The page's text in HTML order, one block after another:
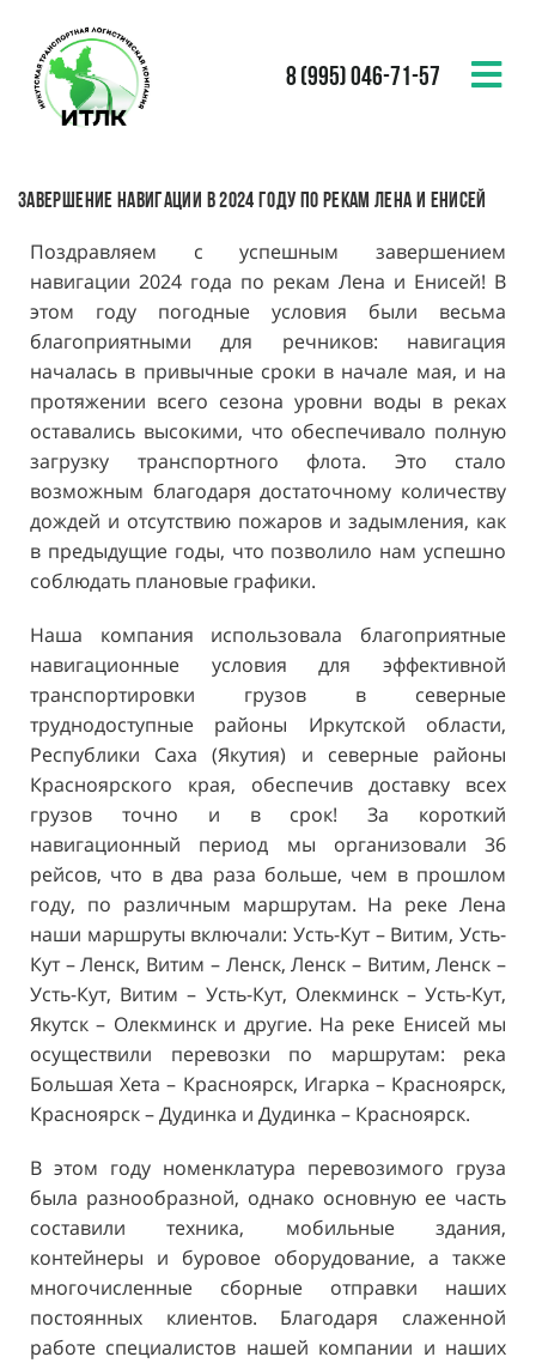
8 (995) 046-71-57
Завершение навигации в 2024 году по рекам Лена и Енисей
Поздравляем с успешным завершением
навигации 2024 года по рекам Лена и Енисей! В
этом году погодные условия были весьма
благоприятными для речников: навигация
началась в привычные сроки в начале мая, и на
протяжении всего сезона уровни воды в реках
оставались высокими, что обеспечивало полную
загрузку транспортного флота. Это стало
возможным благодаря достаточному количеству
дождей и отсутствию пожаров и задымления, как
в предыдущие годы, что позволило нам успешно
соблюдать плановые графики.
Наша компания использовала благоприятные
навигационные условия для эффективной
транспортировки грузов в северные
труднодоступные районы Иркутской области,
Республики Саха (Якутия) и северные районы
Красноярского края, обеспечив доставку всех
грузов точно и в срок! За короткий
навигационный период мы организовали 36
рейсов, что в два раза больше, чем в прошлом
году, по различным маршрутам. На реке Лена
наши маршруты включали: Усть-Кут – Витим, Усть-
Кут – Ленск, Витим – Ленск, Ленск – Витим, Ленск –
Усть-Кут, Витим – Усть-Кут, Олекминск – Усть-Кут,
Якутск – Олекминск и другие. На реке Енисей мы
осуществили перевозки по маршрутам: река
Большая Хета – Красноярск, Игарка – Красноярск,
Красноярск – Дудинка и Дудинка – Красноярск.
В этом году номенклатура перевозимого груза
была разнообразной, однако основную ее часть
составили техника, мобильные здания,
контейнеры и буровое оборудование, а также
многочисленные сборные отправки наших
постоянных клиентов. Благодаря слаженной
работе специалистов нашей компании и наших